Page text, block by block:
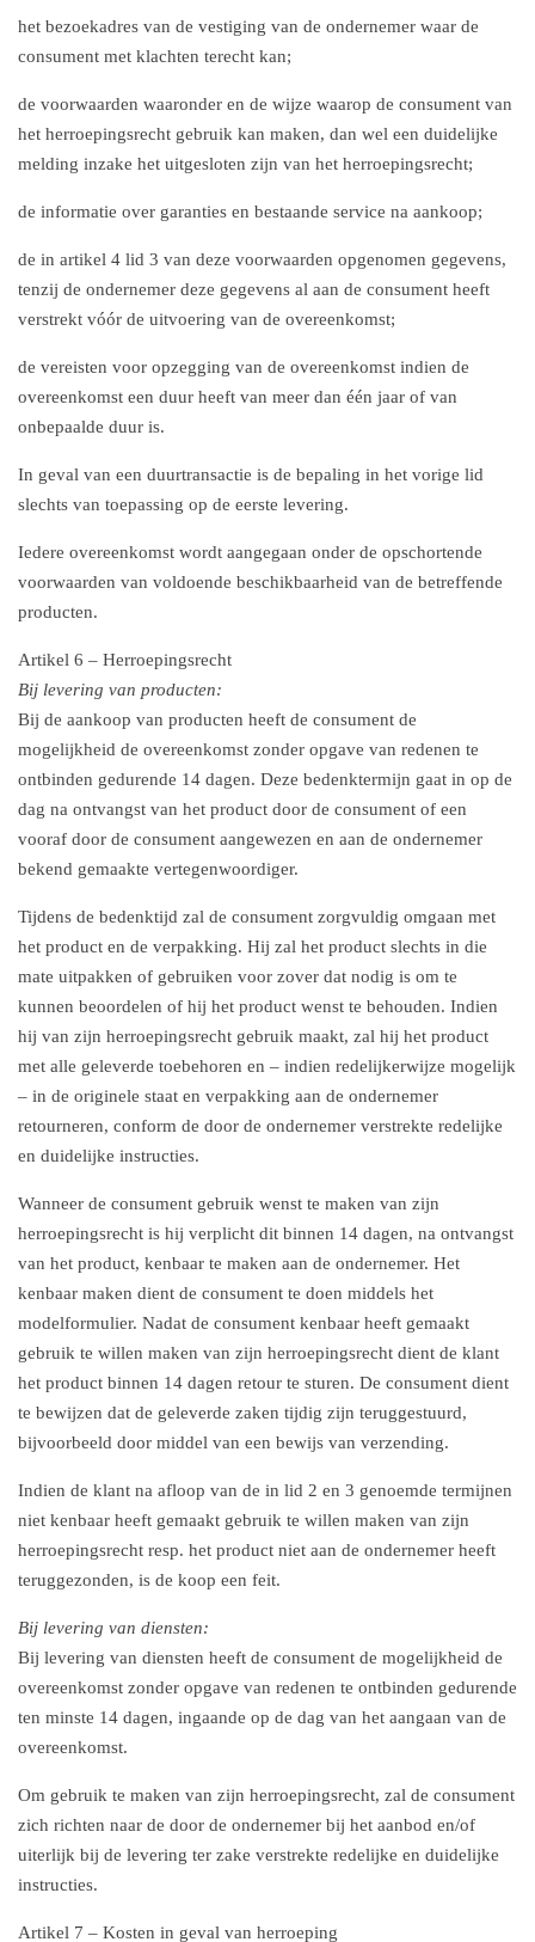
het bezoekadres van de vestiging van de ondernemer waar de
consument met klachten terecht kan;
de voorwaarden waaronder en de wijze waarop de consument van
het herroepingsrecht gebruik kan maken, dan wel een duidelijke
melding inzake het uitgesloten zijn van het herroepingsrecht;
de informatie over garanties en bestaande service na aankoop;
de in artikel 4 lid 3 van deze voorwaarden opgenomen gegevens,
tenzij de ondernemer deze gegevens al aan de consument heeft
verstrekt vóór de uitvoering van de overeenkomst;
de vereisten voor opzegging van de overeenkomst indien de
overeenkomst een duur heeft van meer dan één jaar of van
onbepaalde duur is.
In geval van een duurtransactie is de bepaling in het vorige lid
slechts van toepassing op de eerste levering.
Iedere overeenkomst wordt aangegaan onder de opschortende
voorwaarden van voldoende beschikbaarheid van de betreffende
producten.
Artikel 6 – Herroepingsrecht
Bij levering van producten:
Bij de aankoop van producten heeft de consument de
mogelijkheid de overeenkomst zonder opgave van redenen te
ontbinden gedurende 14 dagen. Deze bedenktermijn gaat in op de
dag na ontvangst van het product door de consument of een
vooraf door de consument aangewezen en aan de ondernemer
bekend gemaakte vertegenwoordiger.
Tijdens de bedenktijd zal de consument zorgvuldig omgaan met
het product en de verpakking. Hij zal het product slechts in die
mate uitpakken of gebruiken voor zover dat nodig is om te
kunnen beoordelen of hij het product wenst te behouden. Indien
hij van zijn herroepingsrecht gebruik maakt, zal hij het product
met alle geleverde toebehoren en – indien redelijkerwijze mogelijk
– in de originele staat en verpakking aan de ondernemer
retourneren, conform de door de ondernemer verstrekte redelijke
en duidelijke instructies.
Wanneer de consument gebruik wenst te maken van zijn
herroepingsrecht is hij verplicht dit binnen 14 dagen, na ontvangst
van het product, kenbaar te maken aan de ondernemer. Het
kenbaar maken dient de consument te doen middels het
modelformulier. Nadat de consument kenbaar heeft gemaakt
gebruik te willen maken van zijn herroepingsrecht dient de klant
het product binnen 14 dagen retour te sturen. De consument dient
te bewijzen dat de geleverde zaken tijdig zijn teruggestuurd,
bijvoorbeeld door middel van een bewijs van verzending.
Indien de klant na afloop van de in lid 2 en 3 genoemde termijnen
niet kenbaar heeft gemaakt gebruik te willen maken van zijn
herroepingsrecht resp. het product niet aan de ondernemer heeft
teruggezonden, is de koop een feit.
Bij levering van diensten:
Bij levering van diensten heeft de consument de mogelijkheid de
overeenkomst zonder opgave van redenen te ontbinden gedurende
ten minste 14 dagen, ingaande op de dag van het aangaan van de
overeenkomst.
Om gebruik te maken van zijn herroepingsrecht, zal de consument
zich richten naar de door de ondernemer bij het aanbod en/of
uiterlijk bij de levering ter zake verstrekte redelijke en duidelijke
instructies.
Artikel 7 – Kosten in geval van herroeping